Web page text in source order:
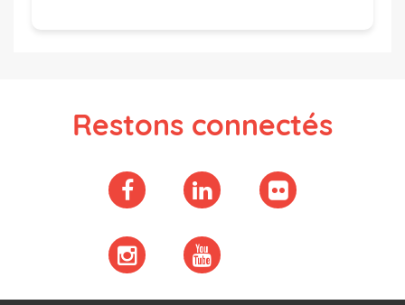
Restons connectés